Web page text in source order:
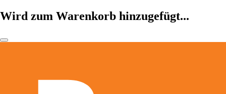
Wird zum Warenkorb hinzugefügt...